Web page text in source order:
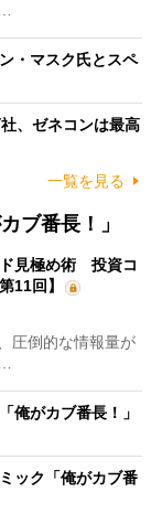
・マスク氏とスペ
、ゼネコンは最高
一覧を見る
ブ番長！」
ド見極め術 投資コ
11回】
圧倒的な情報量が
俺がカブ番長！」
ック「俺がカブ番